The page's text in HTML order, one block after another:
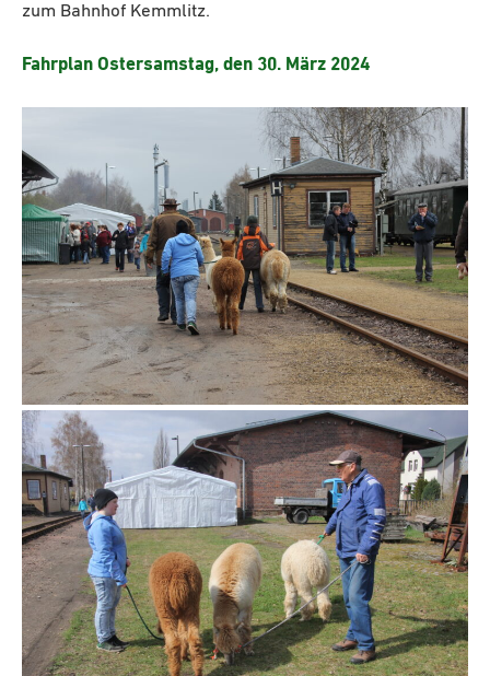
zum Bahnhof Kemmlitz.
Fahrplan Ostersamstag, den 30. März 2024